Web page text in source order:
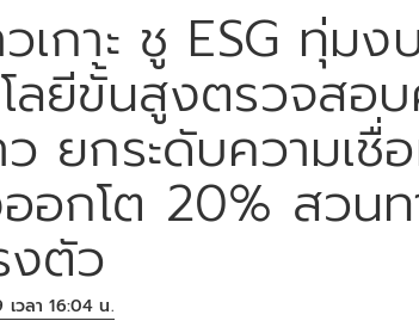
เกาะ ชู ESG ทุ่ม
โลยีขั้นสูงตรวจส
ว ยกระดับความเชื่
อกโต 20% สวน
งตัว
วลา 16:04 น.